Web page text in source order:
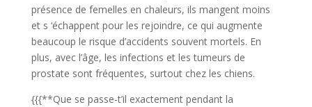
présence de femelles en chaleurs, ils mangent moins
et s ‘échappent pour les rejoindre, ce qui augmente
beaucoup le risque d’accidents souvent mortels. En
plus, avec l’âge, les infections et les tumeurs de
prostate sont fréquentes, surtout chez les chiens.
{{{**Que se passe-t’il exactement pendant la